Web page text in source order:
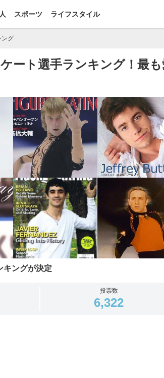
スポーツ ライフスタイル
ング
ート選手ランキング！最
キングが決定
投票数
6,322